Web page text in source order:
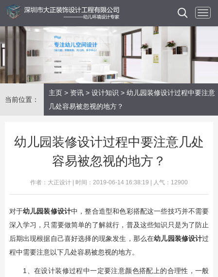
当前位置：
主页 > 资讯 > 设计知识 > 幼儿园装修设计过程中要注意
几处容易被忽视的地方？
幼儿园装修设计过程中要注意几处
容易被忽视的地方？
作者：大正设计 | 时间：2019-06-14 16:38:19 | 人气：12900
对于幼儿园装修设计中，整合造型和色彩搭配这一些技巧并不需要
深入学习，只需要做简单的了解就行，普及这些知识只是为了防止
后期出现根据自己喜好选择的现象发生，那么在幼儿园装修设计过
程中需要注意以下几处容易被忽视的地方。
1、在设计装修过程中一定要注意颜色搭配上的合理性，一般